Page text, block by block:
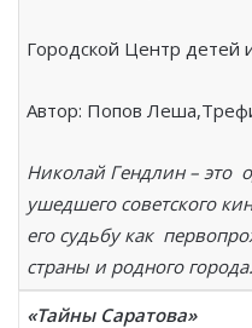
Городской Центр детей
Автор: Попов
Николай Гендлин – это
ушедшего советского
его судьбу как
страны и родного города.
«Тайны Саратова»